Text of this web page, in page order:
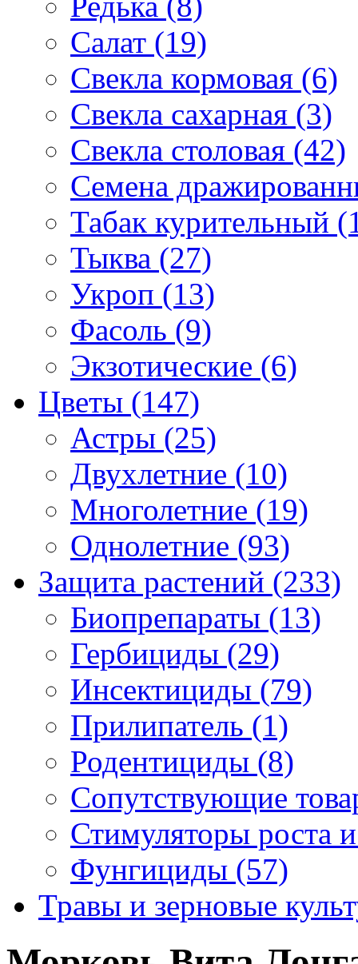
Салат (19)
Свекла кормовая (6)
Свекла сахарная (3)
Свекла столовая (42)
Семена
Табак курительный
Тыква (27)
Укроп (13)
Фасоль (9)
Экзотические (6)
Цветы (147)
Астры (25)
Двухлетние (10)
Многолетние (19)
Однолетние (93)
Защита растений (233)
Биопрепараты (13)
Гербициды (29)
Инсектициды (79)
Прилипатель (1)
Родентициды (8)
Сопутствующие
Стимуляторы роста
Фунгициды (57)
Травы и зерновые